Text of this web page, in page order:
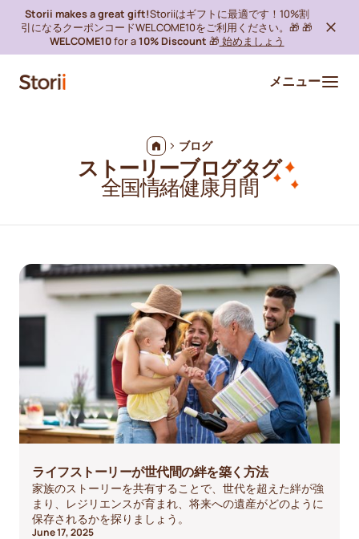
Storii makes a great gift!Storiiはギフトに最適です！10%割
引になるクーポンコードWELCOME10をご利用ください。🎁 🎁
WELCOME10for a10% Discount 🎁 始めましょう
メニュー
ブログ
ストーリーブログタグ
全国情緒健康月間
ライフストーリーが世代間の絆を築く方法
家族のストーリーを共有することで、世代を超えた絆が強
まり、レジリエンスが育まれ、将来への遺産がどのように
保存されるかを探りましょう。
June 17, 2025